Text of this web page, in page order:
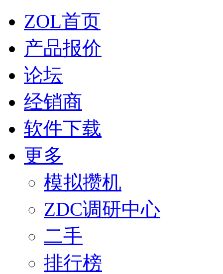
ZOL首页
产品报价
论坛
经销商
软件下载
更多
模拟攒机
ZDC调研中心
二手
排行榜